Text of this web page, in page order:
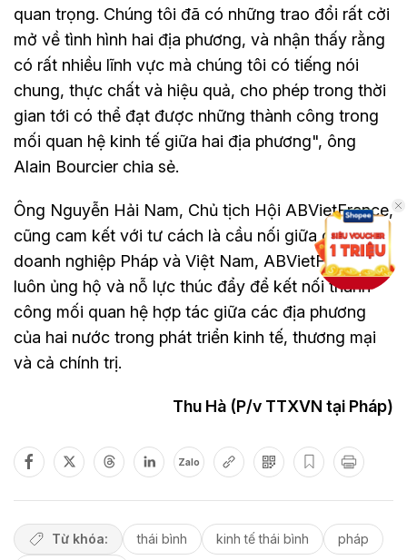
quan trọng. Chúng tôi đã có những trao đổi rất cởi
mở về tình hình hai địa phương, và nhận thấy rằng
có rất nhiều lĩnh vực mà chúng tôi có tiếng nói
chung, thực chất và hiệu quả, cho phép trong thời
gian tới có thể đạt được những thành công trong
mối quan hệ kinh tế giữa hai địa phương", ông
Alain Bourcier chia sẻ.
Ông Nguyễn Hải Nam, Chủ tịch Hội ABVietFrance,
cũng cam kết với tư cách là cầu nối giữa các
doanh nghiệp Pháp và Việt Nam, ABVietFrance sẽ
luôn ủng hộ và nỗ lực thúc đẩy để kết nối thành
công mối quan hệ hợp tác giữa các địa phương
của hai nước trong phát triển kinh tế, thương mại
và cả chính trị.
Thu Hà (P/v TTXVN tại Pháp)
Zalo
Từ khóa: thái bình kinh tế thái bình
pháp